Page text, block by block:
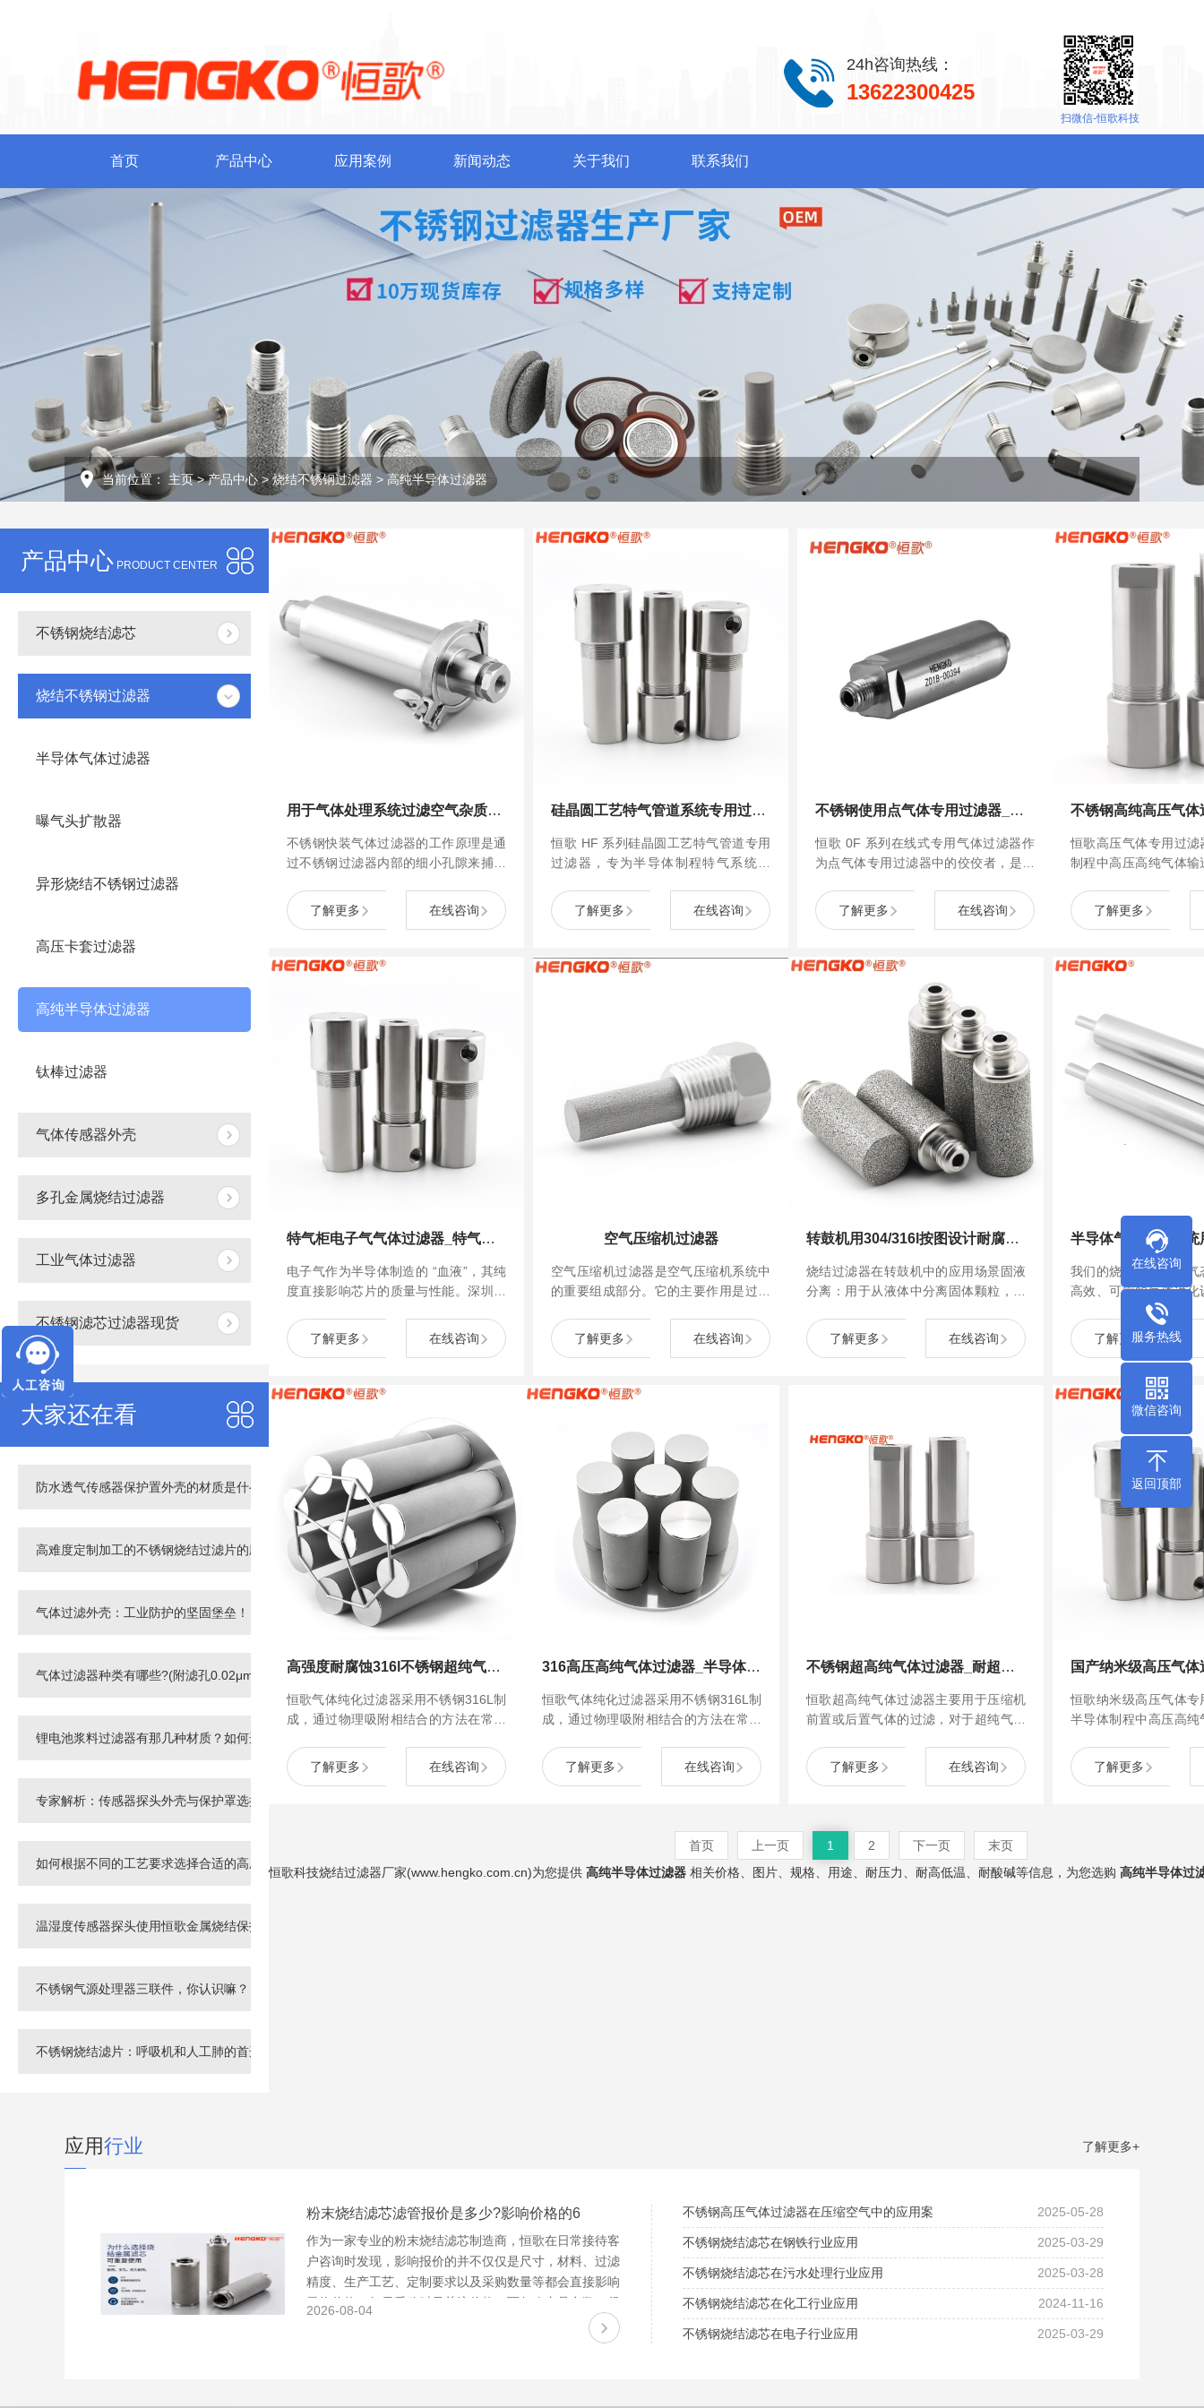
扫微信-恒歌科技
24h咨询热线：
13622300425
首页 产品中心 应用案例 新闻动态 关于我们 联系我们
当前位置： 主页>产品中心>烧结不锈钢过滤器 > 高纯半导体过滤器
产品中心 PRODUCT CENTER
不锈钢烧结滤芯
烧结不锈钢过滤器
半导体气体过滤器
曝气头扩散器
异形烧结不锈钢过滤器
高压卡套过滤器
高纯半导体过滤器
钛棒过滤器
气体传感器外壳
多孔金属烧结过滤器
工业气体过滤器
不锈钢滤芯过滤器现货
大家还在看
防水透气传感器保护置外壳的材质是什么
高难度定制加工的不锈钢烧结过滤片的应用！
气体过滤外壳：工业防护的坚固堡垒！
气体过滤器种类有哪些?(附滤孔0.02μm烧结滤芯)
锂电池浆料过滤器有那几种材质？如何选择锂电池浆料专用过滤器?
专家解析：传感器探头外壳与保护罩选择中的常见误区！
如何根据不同的工艺要求选择合适的高压气体过滤器?
温湿度传感器探头使用恒歌金属烧结保护罩的好处！
不锈钢气源处理器三联件，你认识嘛？
不锈钢烧结滤片：呼吸机和人工肺的首选！
用于气体处理系统过滤空气杂质耐高温耐腐蚀不锈钢快装气体过滤器
不锈钢快装气体过滤器的工作原理是通
过不锈钢过滤器内部的细小孔隙来捕捉
杂质的气体通过过滤器时，杂质会被拦
截在过滤器内部，并通过不锈钢接头排
和阻力，可以控制气体的流量和过滤效
了解更多 在线咨询
硅晶圆工艺特气管道系统专用过滤器丨洁净压缩空气管道过滤器
恒歌 HF 系列硅晶圆工艺特气管道专用
过滤器，专为半导体制程特气系统设
设计压力 50Mpa，适配特气管道的高压
高纯输送需求，可高效滤除气体中
杂质及碳氢化合物，...
了解更多 在线咨询
不锈钢使用点气体专用过滤器_哈氏合金在线式气体过滤器
恒歌 0F 系列在线式专用气体过滤器作
为点气体专用过滤器中的佼佼者，是专
它有着高达 0.003μm 的过滤精度，能
精准捕捉气体中的微小颗粒，为工艺气
凑且强度高，这一特点让它...
了解更多 在线咨询
恒歌高压气体专用过滤
制程中高压高纯气体输
50Mpa设计压力以及
结合、兼具高强度、
气中的尘埃、铁锈、油
了解更多
特气柜电子气气体过滤器_特气柜高纯气体过滤器
电子气作为半导体制造的 “血液”，其纯
度直接影响芯片的质量与性能。深圳恒
导体制程中的高压高纯气体输送系统和
超高纯气体箱系统打造，为电子气的洁
了解更多 在线咨询
空气压缩机过滤器
空气压缩机过滤器是空气压缩机系统中
的重要组成部分。它的主要作用是过滤
以保护压缩机的内部组件，如气缸、活
塞、阀门等，防止它们受到磨损和损
了解更多 在线咨询
转鼓机用304/316l按图设计耐腐蚀不锈钢转鼓过滤器
烧结过滤器在转鼓机中的应用场景固液
分离：用于从液体中分离固体颗粒，如
滤。烧结金属的均匀孔径可实现高效的
固液分离，同时保持较高的透水率。
了解更多 在线咨询
我们的烧结在线金属气
高效、可靠的气体净化
于对气体纯度要求极
过滤器能够有效去除
质，包括水分、氧气
化碳、碳氢化合物和
统颗粒过滤效果不佳的
了解更多
高强度耐腐蚀316l不锈钢超纯气体过滤器
恒歌气体纯化过滤器采用不锈钢316L制
成，通过物理吸附相结合的方法在常温
CO2，NMHC等杂质去除，并且在316L
不锈钢罐体中内置了过滤精度为3纳米
了解更多 在线咨询
316高压高纯气体过滤器_半导体气体纯化过滤器
恒歌气体纯化过滤器采用不锈钢316L制
成，通过物理吸附相结合的方法在常温
CO2，NMHC等杂质去除，并且在316L
不锈钢罐体中内置了过滤精度为3纳米
了解更多 在线咨询
不锈钢超高纯气体过滤器_耐超高压316l材质用于高纯气体
恒歌超高纯气体过滤器主要用于压缩机
前置或后置气体的过滤，对于超纯气体
品无焊接部位，耐压性能、安全系数极
高，适用于高压工况下的气体及液体过
了解更多 在线咨询
恒歌纳米级高压气体专
半导体制程中高压高纯
备。其坚固的316L不
设计压力，结合相对
了解更多
首页 上一页 1 2 下一页
末页
恒歌科技烧结过滤器厂家(www.hengko.com.cn)为您提供 高纯半导体过滤器 相关价格、图片、规格、用途、耐压力、耐高低温、耐酸碱等信息，为您选购 高纯半导体过
应用行业 了解更多+
粉末烧结滤芯滤管报价是多少?影响价格的6
作为一家专业的粉末烧结滤芯制造商，恒歌在日常接待客
户咨询时发现，影响报价的并不仅仅是尺寸，材料、过滤
精度、生产工艺、定制要求以及采购数量等都会直接影响
最终价格。如果采购时只关注价格，而忽略产品参数，很
2026-08-04
不锈钢高压气体过滤器在压缩空气中的应用案 2025-05-28
不锈钢烧结滤芯在钢铁行业应用 2025-03-29
不锈钢烧结滤芯在污水处理行业应用 2025-03-28
不锈钢烧结滤芯在化工行业应用 2024-11-16
不锈钢烧结滤芯在电子行业应用 2025-03-29
在线咨询
服务热线
微信咨询
返回顶部